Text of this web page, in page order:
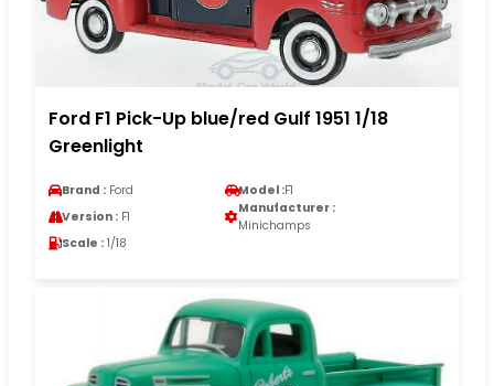
Ford F1 Pick-Up blue/red Gulf 1951 1/18
Greenlight
Brand : Ford Model :F1
Version : F1
Manufacturer :
Minichamps
Scale : 1/18